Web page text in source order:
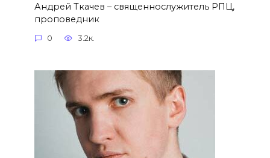
Андрей Ткачев – священнослужитель РПЦ,
проповедник
0 3.2к.